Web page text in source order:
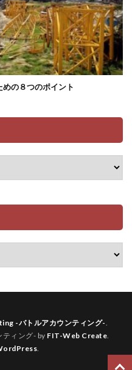
の８つのポイント
-バトルアカウンティング-
ィング- by FIT-Web Create